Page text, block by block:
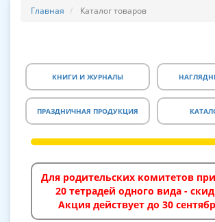
Главная Каталог товаров
КНИГИ И ЖУРНАЛЫ
ПРАЗДНИЧНАЯ ПРОДУКЦИЯ
Для родительских комитетов
20 тетрадей одного вида -
Акция действует до 30